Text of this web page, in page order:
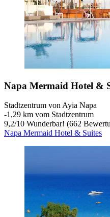
Napa Mermaid Hotel &
Stadtzentrum von Ayia Napa
‐1,29 km vom Stadtzentrum
9,2/10 Wunderbar! (662
Napa Mermaid Hotel & Suites